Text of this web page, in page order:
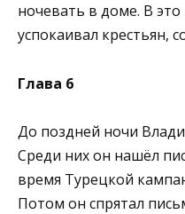
ночевать в доме. В
успокаивал крестьян,
Глава 6
До поздней ночи
Среди них он нашёл
время Турецкой
Потом он спрятал